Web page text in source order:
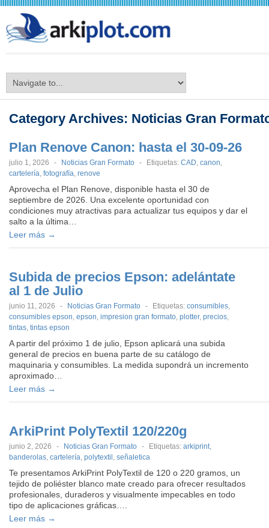
Category Archives: Noticias Gran
Plan Renove Canon: hasta el 30-09-26
julio 1, 2026 - Noticias Gran Formato - Etiquetas: CAD, canon,
cartelería, fotografía, renove
Aprovecha el Plan Renove, disponible hasta el 30 de
septiembre de 2026. Una excelente oportunidad con
condiciones muy atractivas para actualizar tus equipos y dar el
salto a la última…
Leer más →
Subida de precios Epson: adelántate
al 1 de Julio
junio 11, 2026 - Noticias Gran Formato - Etiquetas: consumibles,
consumibles epson, epson, impresion gran formato, plotter, precios,
tintas, tintas epson
A partir del próximo 1 de julio, Epson aplicará una subida
general de precios en buena parte de su catálogo de
maquinaria y consumibles. La medida supondrá un incremento
aproximado…
Leer más →
ArkiPrint PolyTextil 120/220g
junio 2, 2026 - Noticias Gran Formato - Etiquetas: arkiprint,
banderolas, cartelería, polytextil , señaletica
Te presentamos ArkiPrint PolyTextil de 120 o 220 gramos, un
tejido de poliéster blanco mate creado para ofrecer resultados
profesionales, duraderos y visualmente impecables en todo
tipo de aplicaciones gráficas….
Leer más →